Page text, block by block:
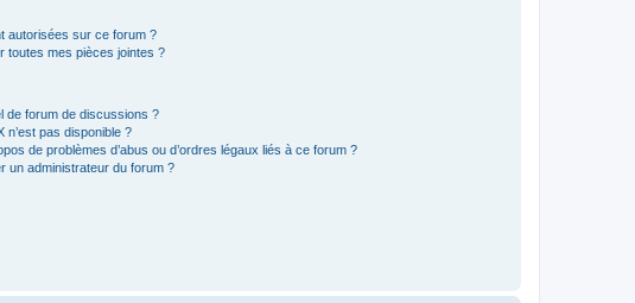
autorisées sur ce forum ?
toutes mes pièces jointes ?
de forum de discussions ?
n’est pas disponible ?
de problèmes d’abus ou d’ordres légaux liés à ce forum ?
un administrateur du forum ?